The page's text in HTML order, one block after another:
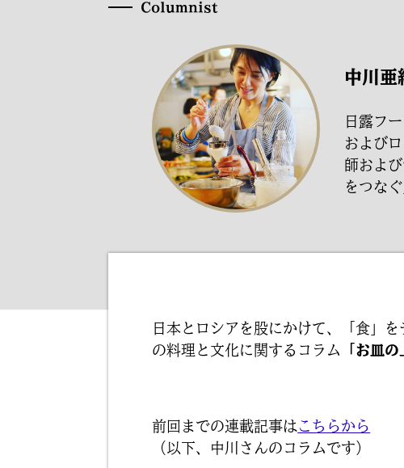
Columnist
中川亜
日露フ
および
師およ
をつな
日本とロシアを股にかけて、「食」
の料理と文化に関するコラム
「お皿
前回までの連載記事はこちらから
（以下、中川さんのコラムです）